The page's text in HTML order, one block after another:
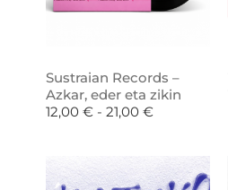
Sustraian Records –
Azkar, eder eta zikin
12,00 € - 21,00 €